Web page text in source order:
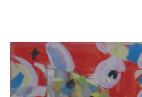
Hans
Seiler,
La
petite
grange
rouge,
1957